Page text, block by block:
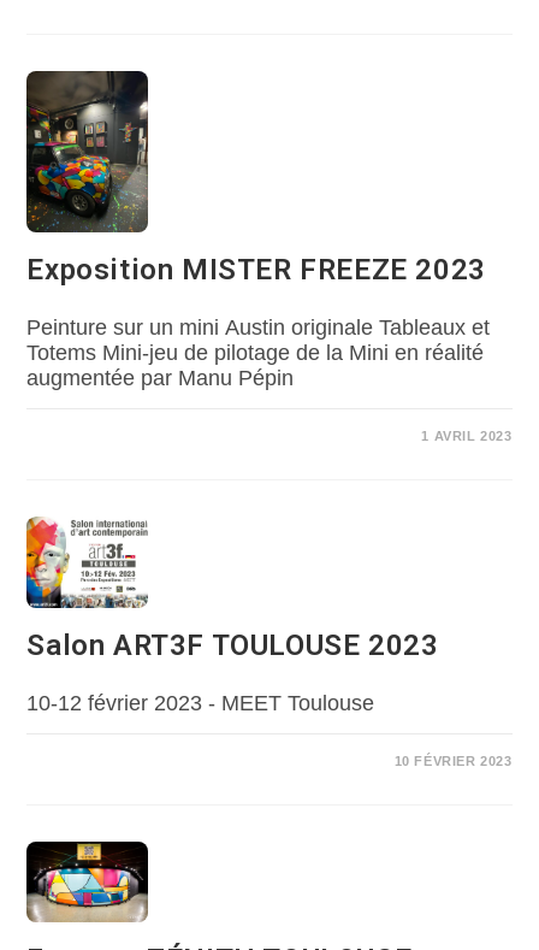
Exposition MISTER FREEZE 2023
Peinture sur un mini Austin originale Tableaux et
Totems Mini-jeu de pilotage de la Mini en réalité
augmentée par Manu Pépin
1 AVRIL 2023
Salon ART3F TOULOUSE 2023
10-12 février 2023 - MEET Toulouse
10 FÉVRIER 2023